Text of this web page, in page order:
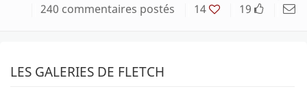
240 commentaires postés
14 19
LES GALERIES DE FLETCH